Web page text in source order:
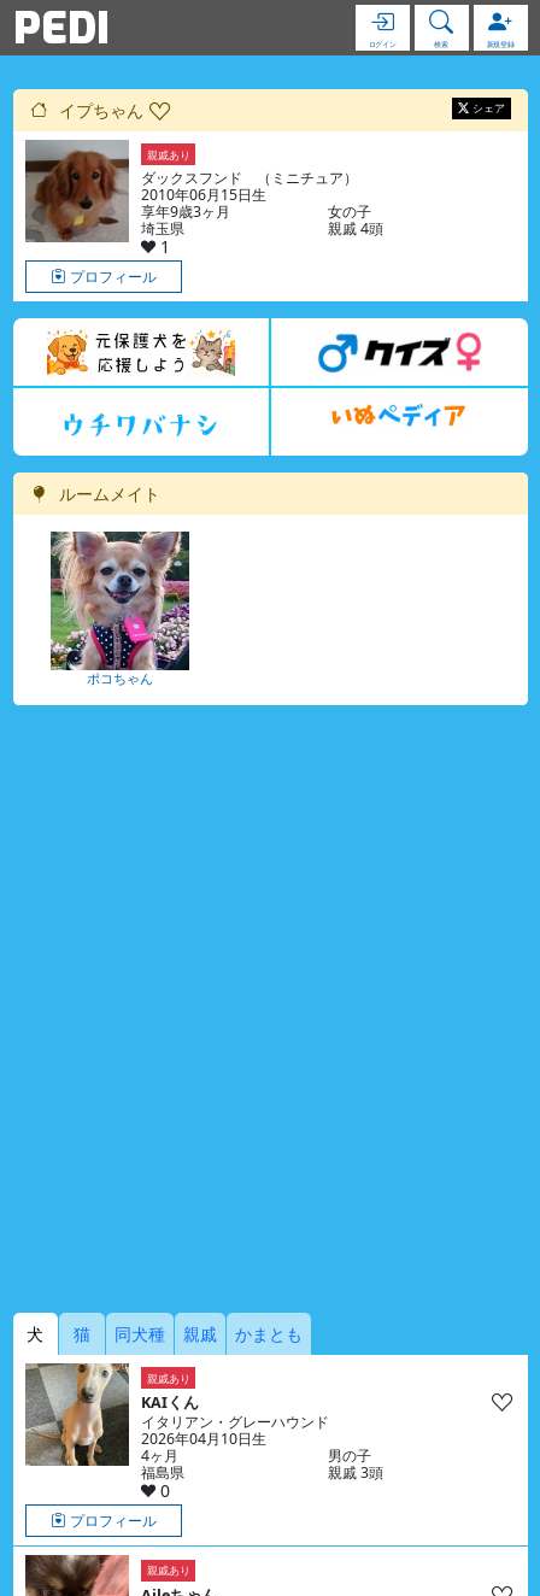
PEDI ログイン 検索 新規登録
イプちゃん シェア
親戚あり
ダックスフンド （ミニチュア）
2010年06月15日生
享年9歳3ヶ月
女の子
埼玉県
親戚 4頭
1
プロフィール
ルームメイト
ポコちゃん
犬 猫 同犬種 親戚 かまとも
親戚あり
KAIくん
イタリアン・グレーハウンド
2026年04月10日生
4ヶ月
男の子
福島県
親戚 3頭
0
プロフィール
親戚あり